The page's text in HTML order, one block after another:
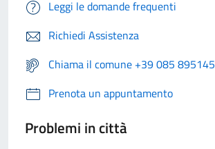
Leggi le domande frequenti
Richiedi Assistenza
Chiama il comune +39 085 895145
Prenota un appuntamento
Problemi in città